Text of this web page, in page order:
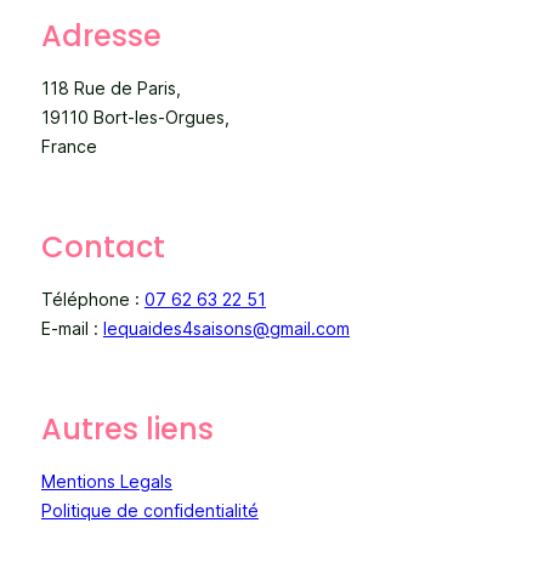
Adresse
118 Rue de Paris,
19110 Bort-les-Orgues,
France
Contact
Téléphone : 07 62 63 22 51
E-mail : lequaides4saisons@gmail.com
Autres liens
Mentions Legals
Politique de confidentialité